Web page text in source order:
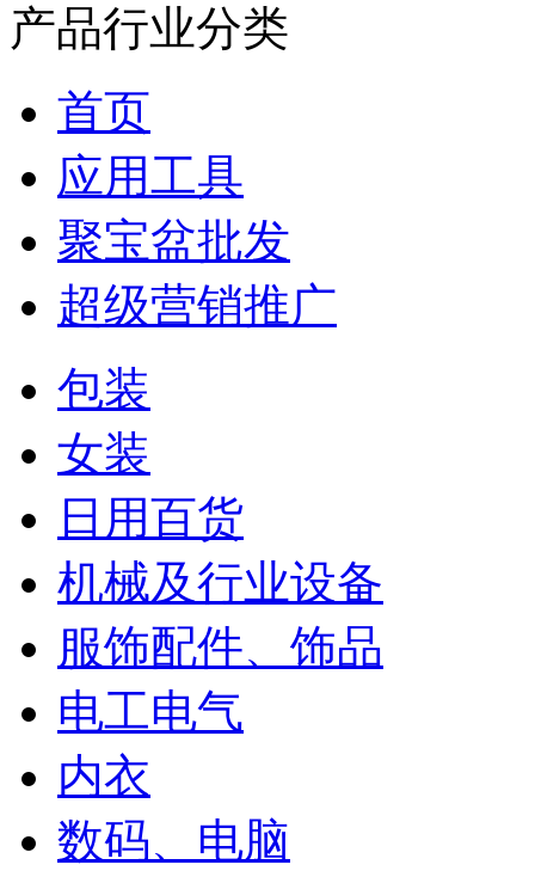
产品行业分类
首页
应用工具
聚宝盆批发
超级营销推广
包装
女装
日用百货
机械及行业设备
服饰配件、饰品
电工电气
内衣
数码、电脑